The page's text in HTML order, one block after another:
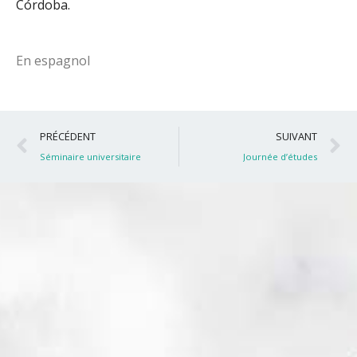
Córdoba.
En espagnol
Précédent
PRÉCÉDENT
Séminaire universitaire
SUIVANT
Journée d’études